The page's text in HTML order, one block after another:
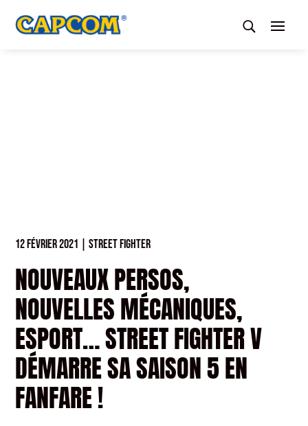
NOUVEAUX PERSOS,
NOUVELLES MÉCANIQUES,
ESPORT… STREET FIGHTER V
DÉMARRE SA SAISON 5 EN
FANFARE !
12 FÉVRIER 2021 |STREET FIGHTER